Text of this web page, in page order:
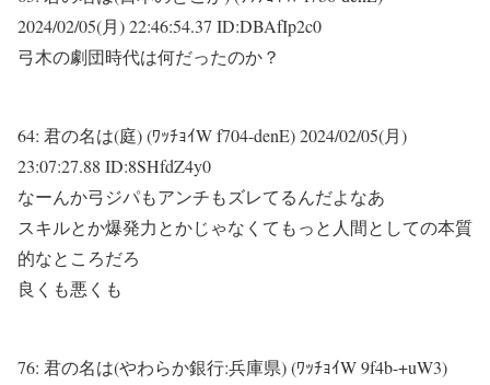
2024/02/05(月) 22:46:54.37 ID:DBAfIp2c0
弓木の劇団時代は何だったのか？
64: 君の名は(庭) (ﾜｯﾁｮｲW f704-denE)2024/02/05(月)
23:07:27.88 ID:8SHfdZ4y0
なーんか弓ジパもアンチもズレてるんだよなあ
スキルとか爆発力とかじゃなくてもっと人間としての本質
的なところだろ
良くも悪くも
76: 君の名は(やわらか銀行:兵庫県) (ﾜｯﾁｮｲW 9f4b-+uW3)